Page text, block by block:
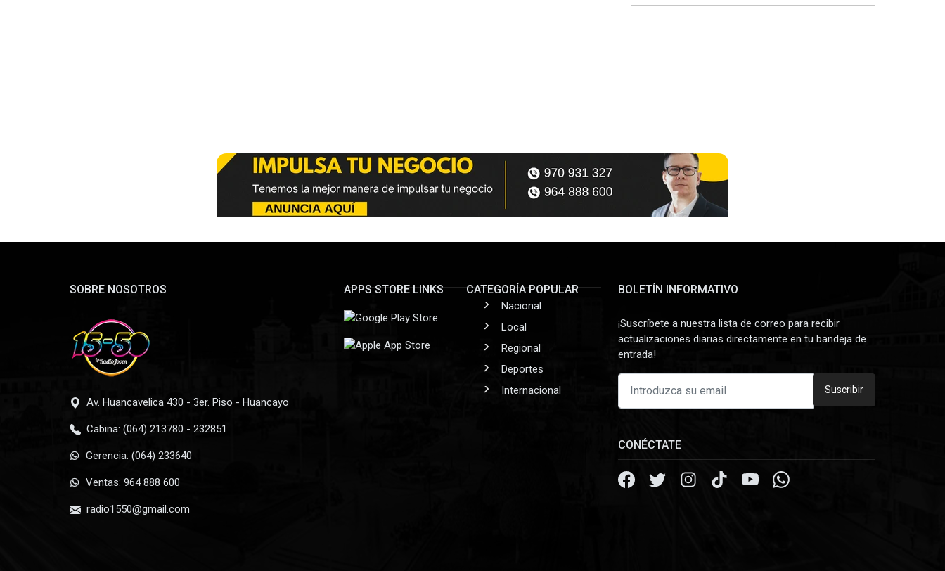
SOBRE NOSOTROS
Av. Huancavelica 430 - 3er. Piso - Huancayo
Cabina: (064) 213780 - 232851
Gerencia: (064) 233640
Ventas: 964 888 600
radio1550@gmail.com
APPS STORE LINKS CATEGORÍA POPULAR
Nacional
Local
Regional
Deportes
Internacional
BOLETÍN INFORMATIVO
¡Suscríbete a nuestra lista de correo para recibir
actualizaciones diarias directamente en tu bandeja de
entrada!
Suscribir
CONÉCTATE